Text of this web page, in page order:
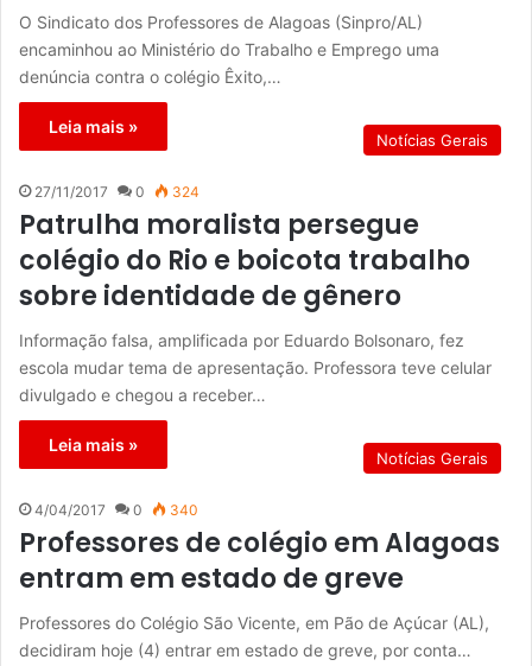
O Sindicato dos Professores de Alagoas (Sinpro/AL)
encaminhou ao Ministério do Trabalho e Emprego uma
denúncia contra o colégio Êxito,…
Leia mais »
Notícias Gerais
27/11/2017 0 324
Patrulha moralista persegue
colégio do Rio e boicota trabalho
sobre identidade de gênero
Informação falsa, amplificada por Eduardo Bolsonaro, fez
escola mudar tema de apresentação. Professora teve celular
divulgado e chegou a receber…
Leia mais »
Notícias Gerais
4/04/2017 0 340
Professores de colégio em Alagoas
entram em estado de greve
Professores do Colégio São Vicente, em Pão de Açúcar (AL),
decidiram hoje (4) entrar em estado de greve, por conta…